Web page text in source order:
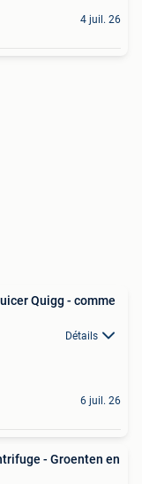
4 juil. 26
Quigg - comme
Détails
6 juil. 26
- Groenten en